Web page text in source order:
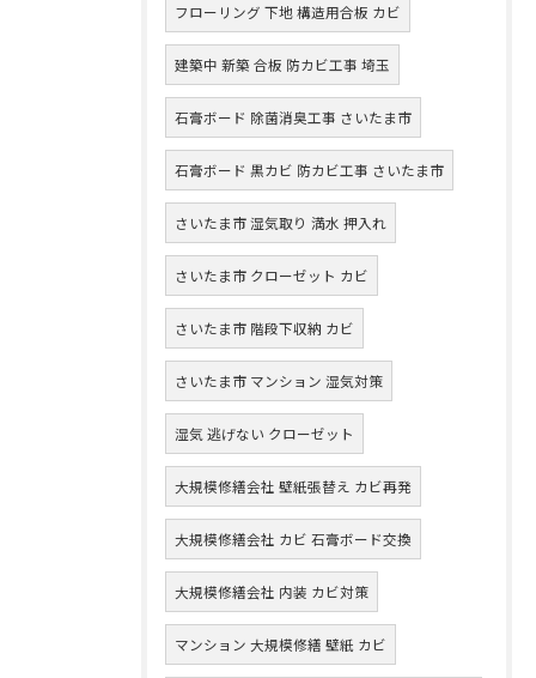
フローリング 下地 構造用合板 カビ
建築中 新築 合板 防カビ工事 埼玉
石膏ボード 除菌消臭工事 さいたま市
石膏ボード 黒カビ 防カビ工事 さいたま市
さいたま市 湿気取り 満水 押入れ
さいたま市 クローゼット カビ
さいたま市 階段下収納 カビ
さいたま市 マンション 湿気対策
湿気 逃げない クローゼット
大規模修繕会社 壁紙張替え カビ再発
大規模修繕会社 カビ 石膏ボード交換
大規模修繕会社 内装 カビ対策
マンション 大規模修繕 壁紙 カビ